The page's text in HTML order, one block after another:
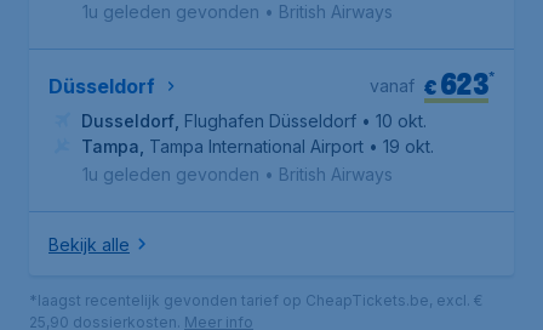
1u geleden gevonden • British Airways
Düsseldorf €623*
vanaf
Dusseldorf Flughafen Düsseldorf • 10 okt.
Tampa Tampa International Airport • 19 okt.
1u geleden gevonden • British Airways
Bekijk alle
*laagst recentelijk gevonden tarief op CheapTickets.be, excl. €
25,90 dossierkosten. Meer info